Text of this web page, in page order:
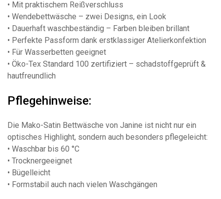
• Mit praktischem Reißverschluss
• Wendebettwäsche – zwei Designs, ein Look
• Dauerhaft waschbeständig – Farben bleiben brillant
• Perfekte Passform dank erstklassiger Atelierkonfektion
• Für Wasserbetten geeignet
• Öko-Tex Standard 100 zertifiziert – schadstoffgeprüft &
hautfreundlich
Pflegehinweise:
Die Mako-Satin Bettwäsche von Janine ist nicht nur ein
optisches Highlight, sondern auch besonders pflegeleicht:
• Waschbar bis 60 °C
• Trocknergeeignet
• Bügelleicht
• Formstabil auch nach vielen Waschgängen